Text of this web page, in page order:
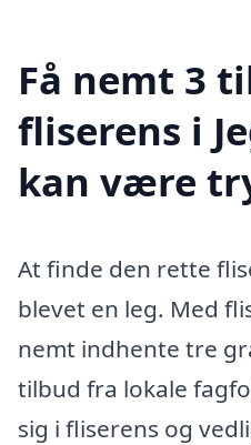
Få nemt 3
fliserens i
kan være
At finde den rette
blevet en leg. Med
nemt indhente tre
tilbud fra lokale
sig i fliserens og